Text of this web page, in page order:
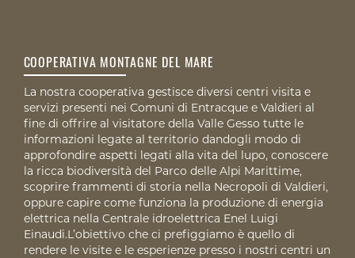
COOPERATIVA MONTAGNE DEL MARE
La nostra cooperativa gestisce diversi centri visita e
servizi presenti nei Comuni di Entracque e Valdieri al
fine di offrire al visitatore della Valle Gesso tutte le
informazioni legate al territorio dandogli modo di
approfondire aspetti legati alla vita del lupo, conoscere
la ricca biodiversità del Parco delle Alpi Marittime,
scoprire frammenti di storia nella Necropoli di Valdieri,
oppure capire come funziona la produzione di energia
elettrica nella Centrale idroelettrica Enel Luigi
Einaudi.L’obiettivo che ci prefiggiamo è quello di
rendere le visite e le esperienze presso i nostri centri un